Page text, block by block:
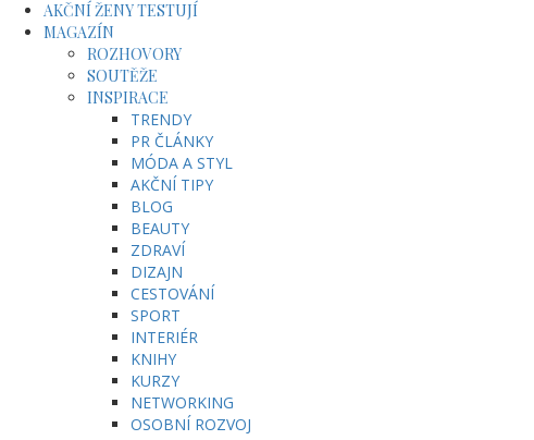
AKČNÍ ŽENY TESTUJÍ
MAGAZÍN
ROZHOVORY
SOUTĚŽE
INSPIRACE
TRENDY
PR ČLÁNKY
MÓDA A STYL
AKČNÍ TIPY
BLOG
BEAUTY
ZDRAVÍ
DIZAJN
CESTOVÁNÍ
SPORT
INTERIÉR
KNIHY
KURZY
NETWORKING
OSOBNÍ ROZVOJ